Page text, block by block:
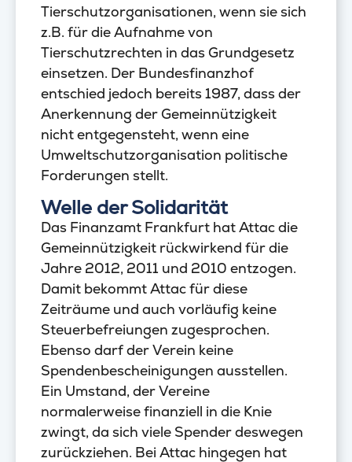
Tierschutzorganisationen, wenn sie sich
z.B. für die Aufnahme von
Tierschutzrechten in das Grundgesetz
einsetzen. Der Bundesfinanzhof
entschied jedoch bereits 1987, dass der
Anerkennung der Gemeinnützigkeit
nicht entgegensteht, wenn eine
Umweltschutzorganisation politische
Forderungen stellt.
Welle der Solidarität
Das Finanzamt Frankfurt hat Attac die
Gemeinnützigkeit rückwirkend für die
Jahre 2012, 2011 und 2010 entzogen.
Damit bekommt Attac für diese
Zeiträume und auch vorläufig keine
Steuerbefreiungen zugesprochen.
Ebenso darf der Verein keine
Spendenbescheinigungen ausstellen.
Ein Umstand, der Vereine
normalerweise finanziell in die Knie
zwingt, da sich viele Spender deswegen
zurückziehen. Bei Attac hingegen hat